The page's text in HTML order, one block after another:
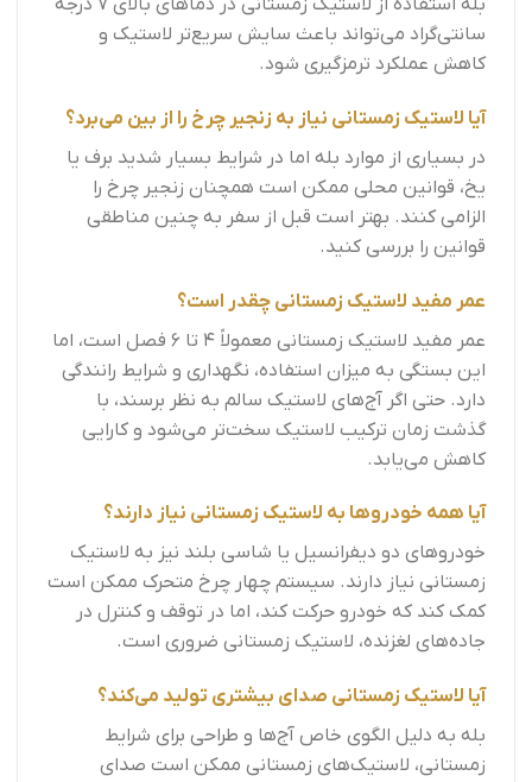
بله استفاده از لاستیک زمستانی در دماهای بالای 7 درجه
سانتی‌گراد می‌تواند باعث سایش سریع‌تر لاستیک و
کاهش عملکرد ترمزگیری شود.
آیا لاستیک زمستانی نیاز به زنجیر چرخ را از بین می‌برد؟
در بسیاری از موارد بله اما در شرایط بسیار شدید برف یا
یخ، قوانین محلی ممکن است همچنان زنجیر چرخ را
الزامی کنند. بهتر است قبل از سفر به چنین مناطقی
قوانین را بررسی کنید.
عمر مفید لاستیک زمستانی چقدر است؟
عمر مفید لاستیک زمستانی معمولاً 4 تا 6 فصل است، اما
این بستگی به میزان استفاده، نگهداری و شرایط رانندگی
دارد. حتی اگر آج‌های لاستیک سالم به نظر برسند، با
گذشت زمان ترکیب لاستیک سخت‌تر می‌شود و کارایی
کاهش می‌یابد.
آیا همه خودروها به لاستیک زمستانی نیاز دارند؟
خودروهای دو دیفرانسیل یا شاسی بلند نیز به لاستیک
زمستانی نیاز دارند. سیستم چهار چرخ متحرک ممکن است
کمک کند که خودرو حرکت کند، اما در توقف و کنترل در
جاده‌های لغزنده، لاستیک زمستانی ضروری است.
آیا لاستیک زمستانی صدای بیشتری تولید می‌کند؟
بله به دلیل الگوی خاص آج‌ها و طراحی برای شرایط
زمستانی، لاستیک‌های زمستانی ممکن است صدای